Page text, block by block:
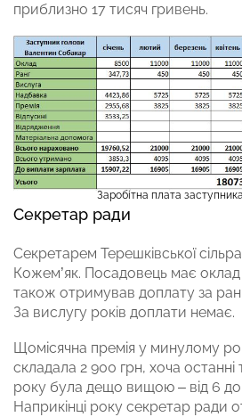
приблизно 17 тисяч гривень.
Заробітна плата
Секретар ради
Секретарем Терешківської
Кожем’як. Посадовець має оклад
також отримував доплату за
За вислугу років доплати немає.
Щомісячна премія у минулому
складала 2 900 грн, хоча останні
року була дещо вищою – від 6
Наприкінці року секретар ради